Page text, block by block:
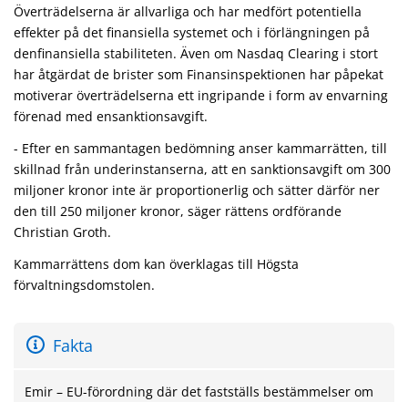
Överträdelserna är allvarliga och har medfört potentiella
effekter på det finansiella systemet och i förlängningen på
denfinansiella stabiliteten. Även om Nasdaq Clearing i stort
har åtgärdat de brister som Finansinspektionen har påpekat
motiverar överträdelserna ett ingripande i form av envarning
förenad med ensanktionsavgift.
- Efter en sammantagen bedömning anser kammarrätten, till
skillnad från underinstanserna, att en sanktionsavgift om 300
miljoner kronor inte är proportionerlig och sätter därför ner
den till 250 miljoner kronor, säger rättens ordförande
Christian Groth.
Kammarrättens dom kan överklagas till Högsta
förvaltningsdomstolen.
Fakta
Emir – EU-förordning där det fastställs bestämmelser om